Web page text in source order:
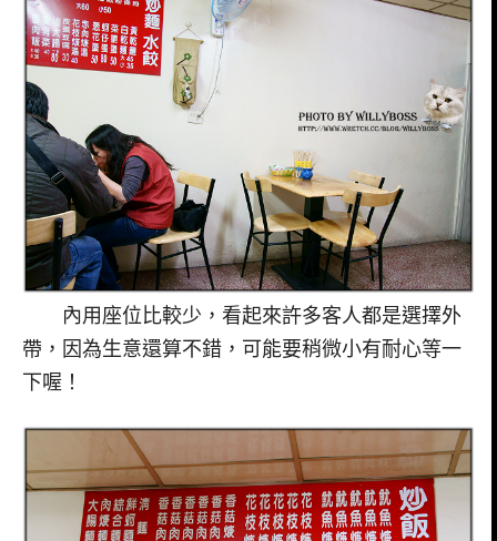
內用座位比較少，看起來許多客人都是選擇外
帶，因為生意還算不錯，可能要稍微小有耐心等一
下喔！